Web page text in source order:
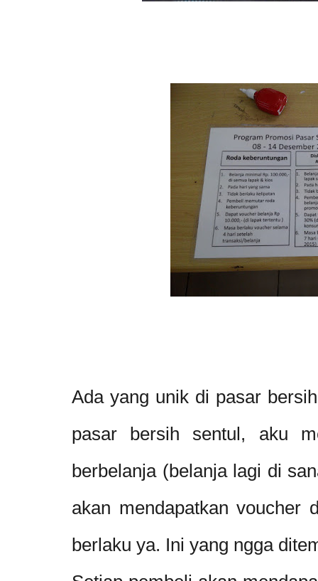
Ada yang unik di pasar
pasar bersih sentul, aku
berbelanja (belanja lagi di
akan mendapatkan voucher
berlaku ya. Ini yang ngga